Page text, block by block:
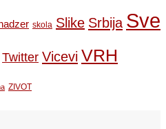
skola Slike Srbija Sve
Twitter Vicevi VRH
ZIVOT